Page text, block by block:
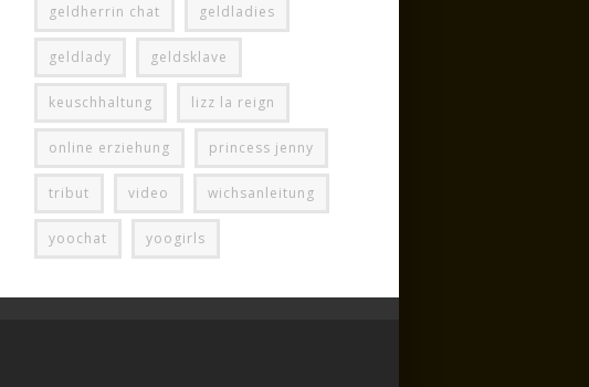
geldherrin chat geldladies
geldlady geldsklave
keuschhaltung lizz la reign
online erziehung princess jenny
tribut video wichsanleitung
yoochat yoogirls